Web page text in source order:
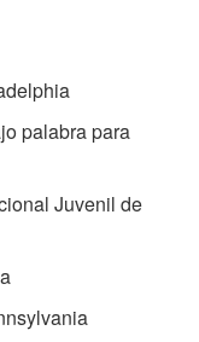
palabra para
Juvenil de